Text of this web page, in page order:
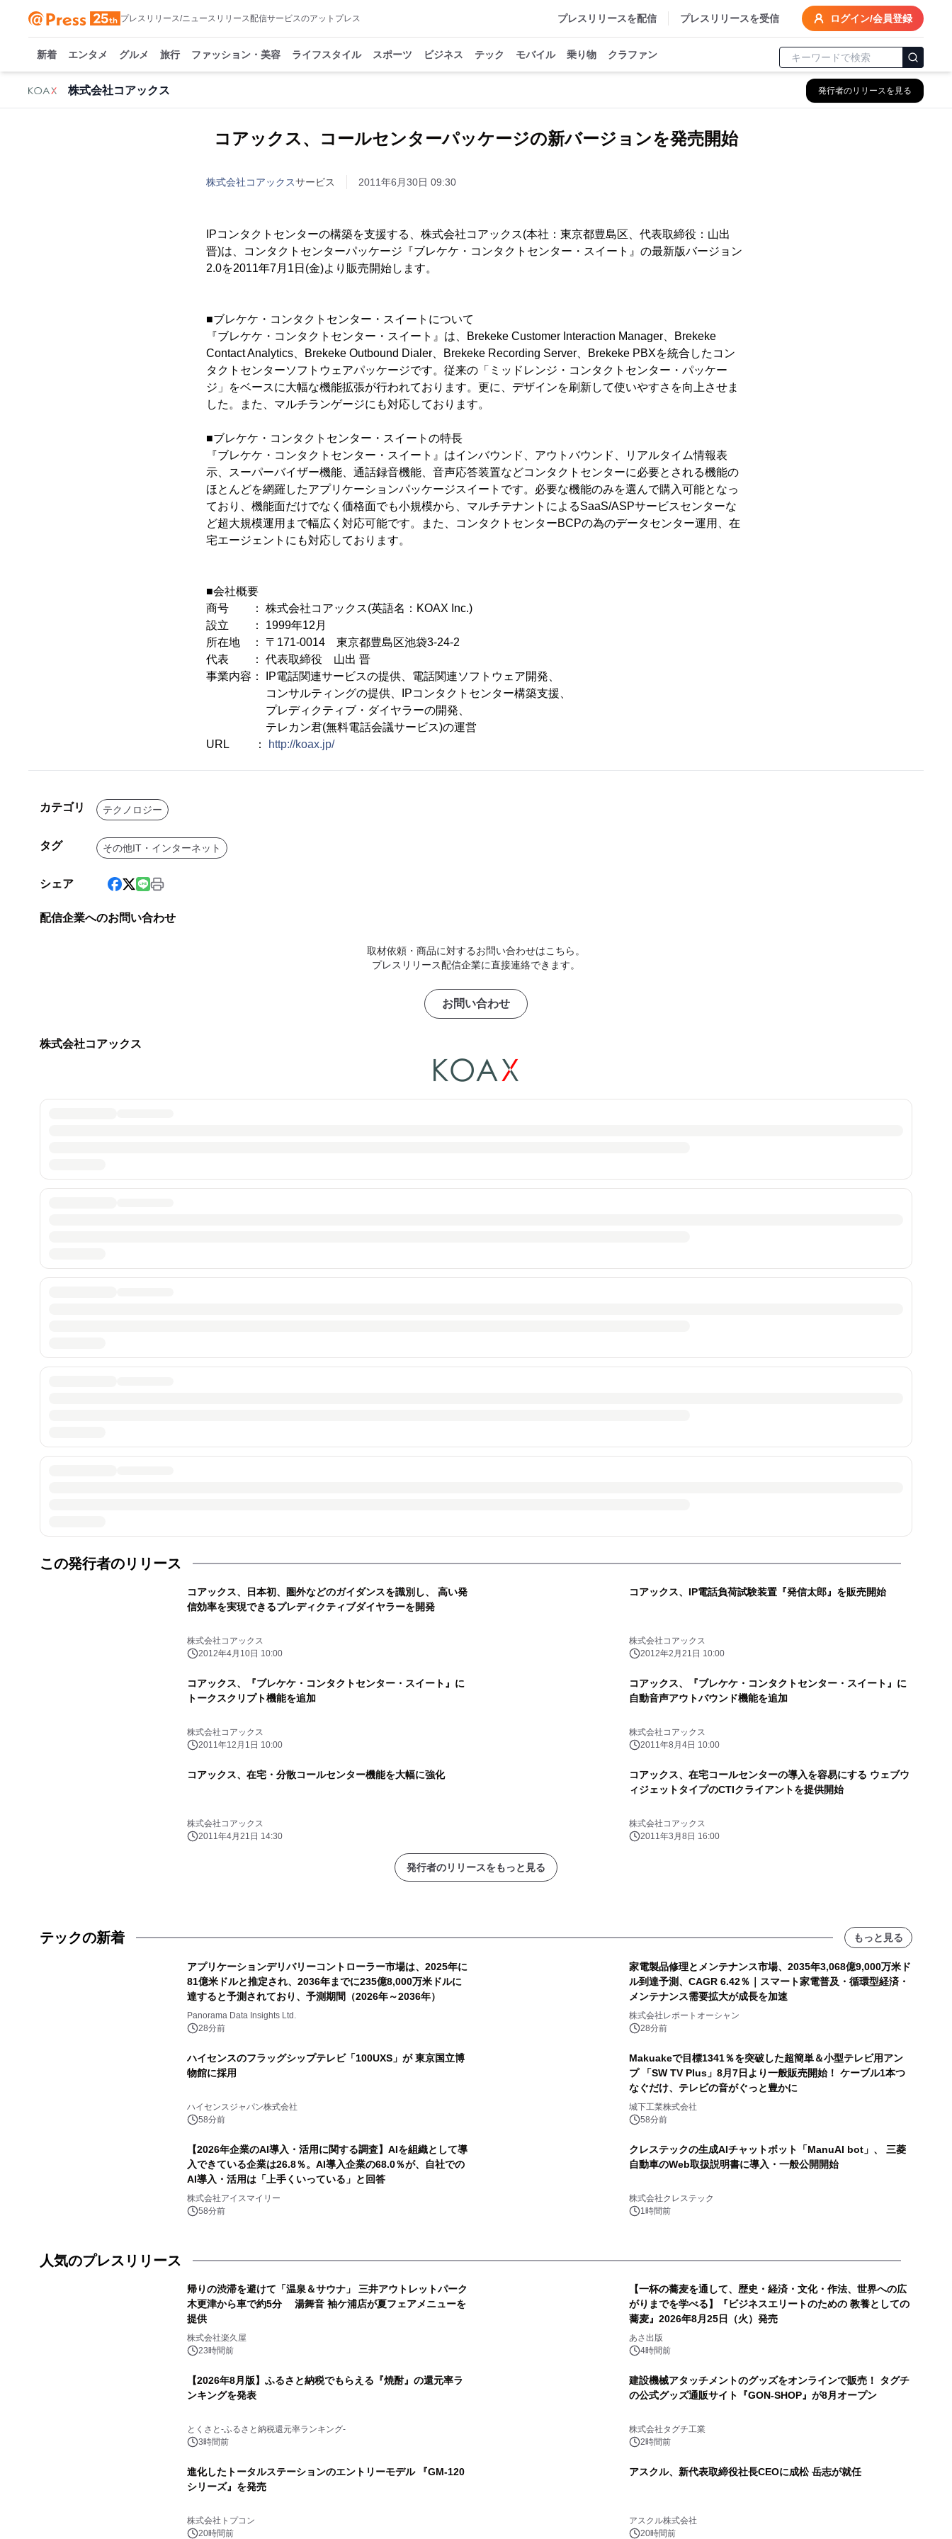
プレスリリース/ニュースリリース配信サービスのアットプレス プレスリリースを配信 プレスリリースを受信 ログイン/会員登録
新着 エンタメ グルメ 旅行 ファッション・美容 ライフスタイル スポーツ ビジネス テック モバイル 乗り物 クラファン
株式会社コアックス 発行者のリリースを見る
コアックス、コールセンターパッケージの新バージョンを発売開始
株式会社コアックスサービス 2011年6月30日 09:30
IPコンタクトセンターの構築を支援する、株式会社コアックス(本社：東京都豊島区、代表取締役：山出
晋)は、コンタクトセンターパッケージ『ブレケケ・コンタクトセンター・スイート』の最新版バージョン
2.0を2011年7月1日(金)より販売開始します。
■ブレケケ・コンタクトセンター・スイートについて
『ブレケケ・コンタクトセンター・スイート』は、Brekeke Customer Interaction Manager、Brekeke
Contact Analytics、Brekeke Outbound Dialer、Brekeke Recording Server、Brekeke PBXを統合したコン
タクトセンターソフトウェアパッケージです。従来の「ミッドレンジ・コンタクトセンター・パッケー
ジ」をベースに大幅な機能拡張が行われております。更に、デザインを刷新して使いやすさを向上させま
した。また、マルチランゲージにも対応しております。
■ブレケケ・コンタクトセンター・スイートの特長
『ブレケケ・コンタクトセンター・スイート』はインバウンド、アウトバウンド、リアルタイム情報表
示、スーパーバイザー機能、通話録音機能、音声応答装置などコンタクトセンターに必要とされる機能の
ほとんどを網羅したアプリケーションパッケージスイートです。必要な機能のみを選んで購入可能となっ
ており、機能面だけでなく価格面でも小規模から、マルチテナントによるSaaS/ASPサービスセンターな
ど超大規模運用まで幅広く対応可能です。また、コンタクトセンターBCPの為のデータセンター運用、在
宅エージェントにも対応しております。
■会社概要
商号 ： 株式会社コアックス(英語名：KOAX Inc.)
設立 ： 1999年12月
所在地 ： 〒171-0014 東京都豊島区池袋3-24-2
代表 ： 代表取締役 山出 晋
事業内容： IP電話関連サービスの提供、電話関連ソフトウェア開発、
コンサルティングの提供、IPコンタクトセンター構築支援、
プレディクティブ・ダイヤラーの開発、
テレカン君(無料電話会議サービス)の運営
URL ：
http://koax.jp/
カテゴリ テクノロジー
タグ その他IT・インターネット
シェア
配信企業へのお問い合わせ
取材依頼・商品に対するお問い合わせはこちら。
プレスリリース配信企業に直接連絡できます。
お問い合わせ
株式会社コアックス
この発行者のリリース
コアックス、日本初、圏外などのガイダンスを識別し、 高い発
信効率を実現できるプレディクティブダイヤラーを開発
株式会社コアックス
2012年4月10日 10:00
コアックス、IP電話負荷試験装置『発信太郎』を販売開始
株式会社コアックス
2012年2月21日 10:00
コアックス、『ブレケケ・コンタクトセンター・スイート』に
トークスクリプト機能を追加
株式会社コアックス
2011年12月1日 10:00
コアックス、『ブレケケ・コンタクトセンター・スイート』に
自動音声アウトバウンド機能を追加
株式会社コアックス
2011年8月4日 10:00
コアックス、在宅・分散コールセンター機能を大幅に強化
株式会社コアックス
2011年4月21日 14:30
コアックス、在宅コールセンターの導入を容易にする ウェブウ
ィジェットタイプのCTIクライアントを提供開始
株式会社コアックス
2011年3月8日 16:00
発行者のリリースをもっと見る
テックの新着 もっと見る
アプリケーションデリバリーコントローラー市場は、2025年に
81億米ドルと推定され、2036年までに235億8,000万米ドルに
達すると予測されており、予測期間（2026年～2036年）
Panorama Data Insights Ltd.
28分前
家電製品修理とメンテナンス市場、2035年3,068億9,000万米ド
ル到達予測、CAGR 6.42％｜スマート家電普及・循環型経済・
メンテナンス需要拡大が成長を加速
株式会社レポートオーシャン
28分前
ハイセンスのフラッグシップテレビ「100UXS」が 東京国立博
物館に採用
ハイセンスジャパン株式会社
58分前
Makuakeで目標1341％を突破した超簡単＆小型テレビ用アン
プ 「SW TV Plus」8月7日より一般販売開始！ ケーブル1本つ
なぐだけ、テレビの音がぐっと豊かに
城下工業株式会社
58分前
【2026年企業のAI導入・活用に関する調査】AIを組織として導
入できている企業は26.8％。AI導入企業の68.0％が、自社での
AI導入・活用は「上手くいっている」と回答
株式会社アイスマイリー
58分前
クレステックの生成AIチャットボット「ManuAI bot」、 三菱
自動車のWeb取扱説明書に導入・一般公開開始
株式会社クレステック
1時間前
人気のプレスリリース
帰りの渋滞を避けて「温泉＆サウナ」 三井アウトレットパーク
木更津から車で約5分 湯舞音 袖ケ浦店が夏フェアメニューを
提供
株式会社楽久屋
23時間前
【一杯の蕎麦を通して、歴史・経済・文化・作法、世界への広
がりまでを学べる】『ビジネスエリートのための 教養としての
蕎麦』2026年8月25日（火）発売
あさ出版
4時間前
【2026年8月版】ふるさと納税でもらえる『焼酎』の還元率ラ
ンキングを発表
とくさと-ふるさと納税還元率ランキング-
3時間前
建設機械アタッチメントのグッズをオンラインで販売！ タグチ
の公式グッズ通販サイト『GON-SHOP』が8月オープン
株式会社タグチ工業
2時間前
進化したトータルステーションのエントリーモデル 『GM-120
シリーズ』を発売
株式会社トプコン
20時間前
アスクル、新代表取締役社長CEOに成松 岳志が就任
アスクル株式会社
20時間前